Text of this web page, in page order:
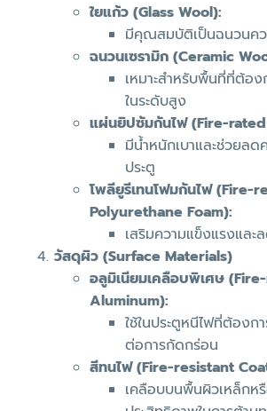
ใยแก้ว (Glass Wool):
มีคุณสมบัติเป็นฉนวนคว
ฉนวนเซรามิก (Ceramic
เหมาะสำหรับพื้นที่ที่ต้อ
ในระดับสูง
แผ่นยิปซัมกันไฟ (Fire-
มีน้ำหนักเบาและช่วยล
ประตู
โพลียูรีเทนโฟมกันไฟ (Fire-
Polyurethane Foam):
เสริมความแข็งแรงและ
วัสดุผิว (Surface Materials)
อลูมิเนียมเคลือบพิเศษ
Aluminum):
ใช้ในประตูหนีไฟที่ต้องก
ต่อการกัดกร่อน
สีทนไฟ (Fire-resistant
เคลือบบนพื้นผิวเหล็กห